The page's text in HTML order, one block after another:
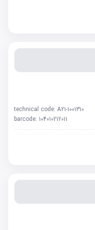
technical code: A21-1001310
barcode: 104010212011